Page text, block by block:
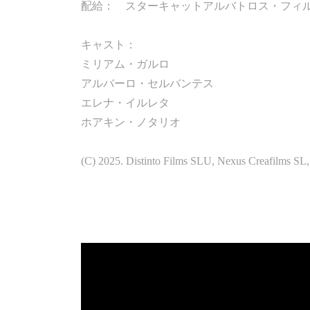
配給： スターキャットアルバトロス・フィ
キャスト：
ミリアム・ガルロ
アルバーロ・セルバンテス
エレナ・イルレタ
ホアキン・ノタリオ
(C) 2025. Distinto Films SLU, Nexus Creafilms